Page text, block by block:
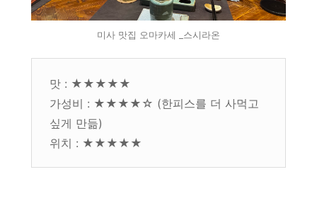
미사 맛집 오마카세 _스시라온
맛 : ★★★★★
가성비 : ★★★★☆ (한피스를 더 사먹고
싶게 만듦)
위치 : ★★★★★